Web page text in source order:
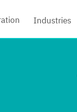
Industries